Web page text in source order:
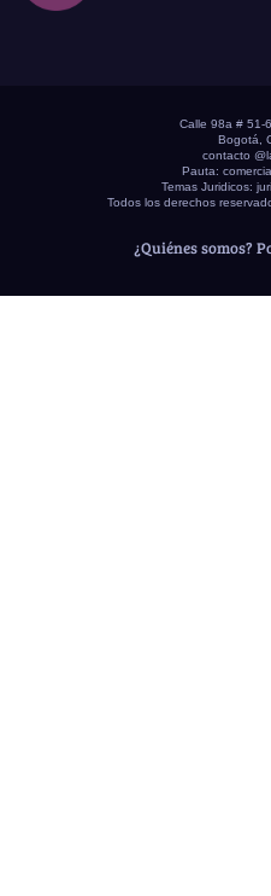
Calle 98a # 51-
Bogotá,
contacto
Pauta:
Temas Juridicos:
Todos los derechos
¿Quiénes somos?